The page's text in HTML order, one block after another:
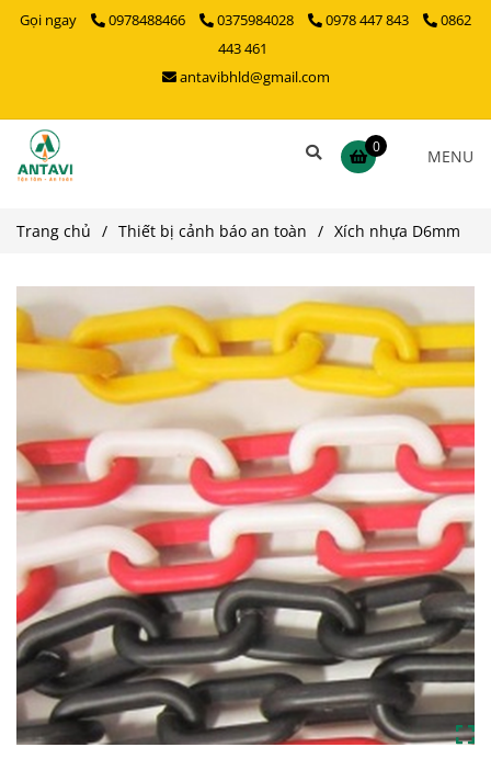
Gọi ngay 0978488466 0375984028 0978 447 843
0862
443 461
antavibhld@gmail.com
0 MENU
Trang chủ / Thiết bị cảnh báo an toàn / Xích nhựa D6mm